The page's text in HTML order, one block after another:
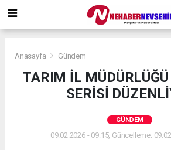
Anasayfa Gündem
TARIM İL
SERİSİ
GÜNDEM
09.02.2026 - 09:15, Güncelleme: